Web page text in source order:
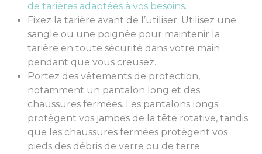
de tarières adaptées à vos besoins.
Fixez la tarière avant de l’utiliser. Utilisez une
sangle ou une poignée pour maintenir la
tarière en toute sécurité dans votre main
pendant que vous creusez.
Portez des vêtements de protection,
notamment un pantalon long et des
chaussures fermées. Les pantalons longs
protègent vos jambes de la tête rotative, tandis
que les chaussures fermées protègent vos
pieds des débris de verre ou de terre.